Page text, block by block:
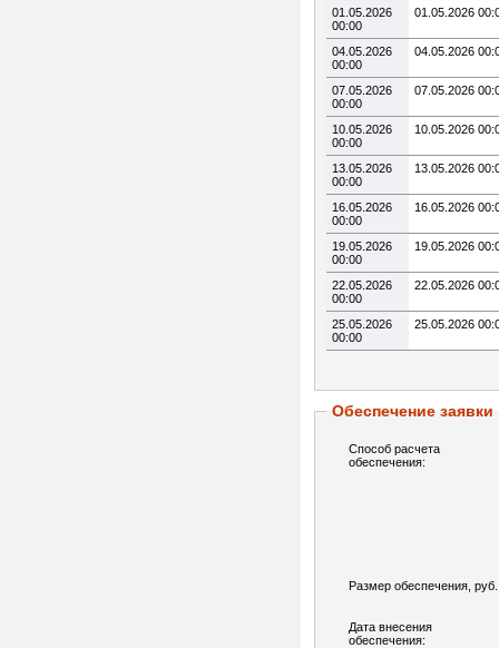
01.05.2026
00:00
01.05.2026
04.05.2026
00:00
04.05.2026
07.05.2026
00:00
07.05.2026
10.05.2026
00:00
10.05.2026
13.05.2026
00:00
13.05.2026
16.05.2026
00:00
16.05.2026
19.05.2026
00:00
19.05.2026
22.05.2026
00:00
22.05.2026
25.05.2026
00:00
25.05.2026
Обеспечение заявки
Способ расчета
обеспечения:
Размер обеспечения,
Дата внесения
обеспечения: